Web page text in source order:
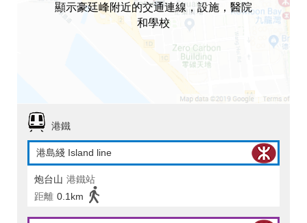
顯示豪廷峰附近的交通連線，設施，醫院
和學校
港鐵
港島綫 Island line
炮台山 港鐵站
距離 0.1km